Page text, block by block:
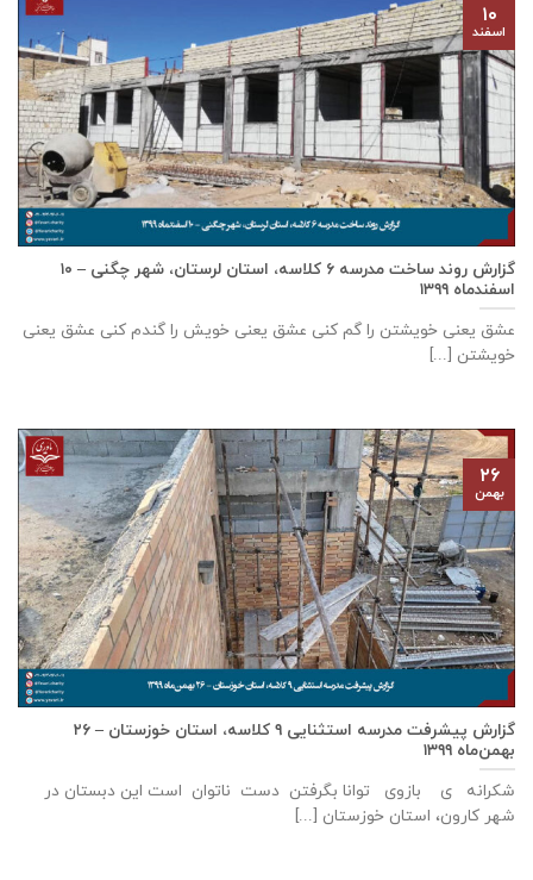
گزارش روند ساخت مدرسه ٦ كلاسه، استان لرستان، شهر چگنی – ۱۰
اسفندماه ۱۳۹۹
عشق يعنی خويشتن را گم كنی عشق يعنی خويش را گندم كنی عشق يعنی
خويشتن [...]
۱۰
اسفند
گزارش پيشرفت مدرسه استثنايی ٩ كلاسه، استان خوزستان – ۲۶
بهمن‌ماه ۱۳۹۹
شکرانه ی بازوی توانا بگرفتن دست ناتوان است این دبستان در
شهر كارون، استان خوزستان [...]
۲۶
بهمن